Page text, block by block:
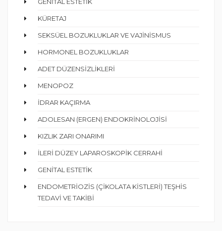
KÜRETAJ
SEKSÜEL BOZUKLUKLAR VE VAJİNİSMUS
HORMONEL BOZUKLUKLAR
ADET DÜZENSİZLİKLERİ
MENOPOZ
İDRAR KAÇIRMA
ADOLESAN (ERGEN) ENDOKRİNOLOJİSİ
KIZLIK ZARI ONARIMI
İLERİ DÜZEY LAPAROSKOPİK CERRAHİ
GENİTAL ESTETİK
ENDOMETRİOZİS (ÇİKOLATA KİSTLERİ) TEŞHİS
TEDAVİ VE TAKİBİ